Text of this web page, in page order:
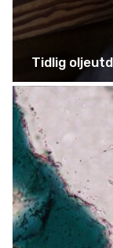
Tidlig